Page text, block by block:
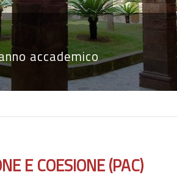
accademico
E COESIONE (PAC)